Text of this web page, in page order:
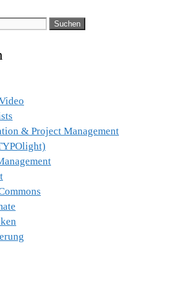
& Project Management